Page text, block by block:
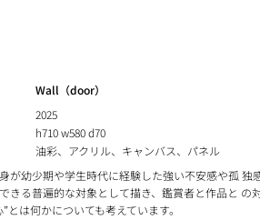
Wall（door）
2025
h710 w580 d70
油彩、アクリル、キャンバス、パネル
が幼少期や学生時代に経験した強い不安感や孤
る普遍的な対象として描き、鑑賞者と作品と
は何かについても考えています。